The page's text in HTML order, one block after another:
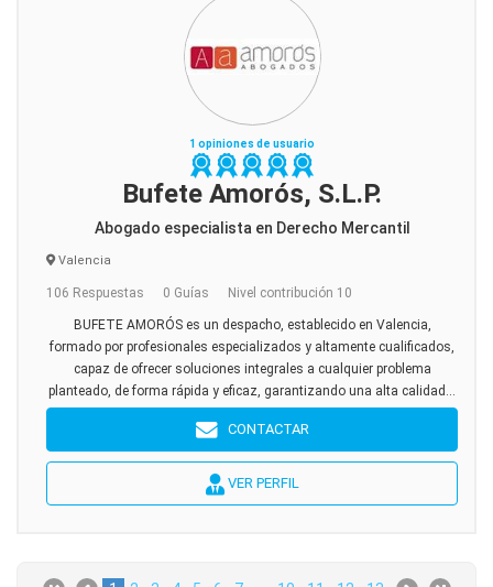
1 opiniones de usuario
Bufete Amorós, S.L.P.
Abogado especialista en Derecho Mercantil
Valencia
106 Respuestas 0 Guías Nivel contribución 10
BUFETE AMORÓS es un despacho, establecido en Valencia,
formado por profesionales especializados y altamente cualificados,
capaz de ofrecer soluciones integrales a cualquier problema
planteado, de forma rápida y eficaz, garantizando una alta calidad...
CONTACTAR
VER PERFIL